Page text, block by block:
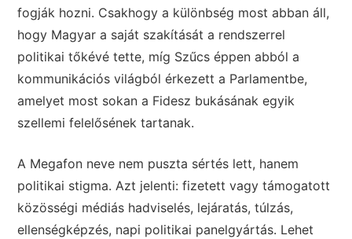
fogják hozni. Csakhogy a különbség most abban áll,
hogy Magyar a saját szakítását a rendszerrel
politikai tőkévé tette, míg Szűcs éppen abból a
kommunikációs világból érkezett a Parlamentbe,
amelyet most sokan a Fidesz bukásának egyik
szellemi felelősének tartanak.
A Megafon neve nem puszta sértés lett, hanem
politikai stigma. Azt jelenti: fizetett vagy támogatott
közösségi médiás hadviselés, lejáratás, túlzás,
ellenségképzés, napi politikai panelgyártás. Lehet